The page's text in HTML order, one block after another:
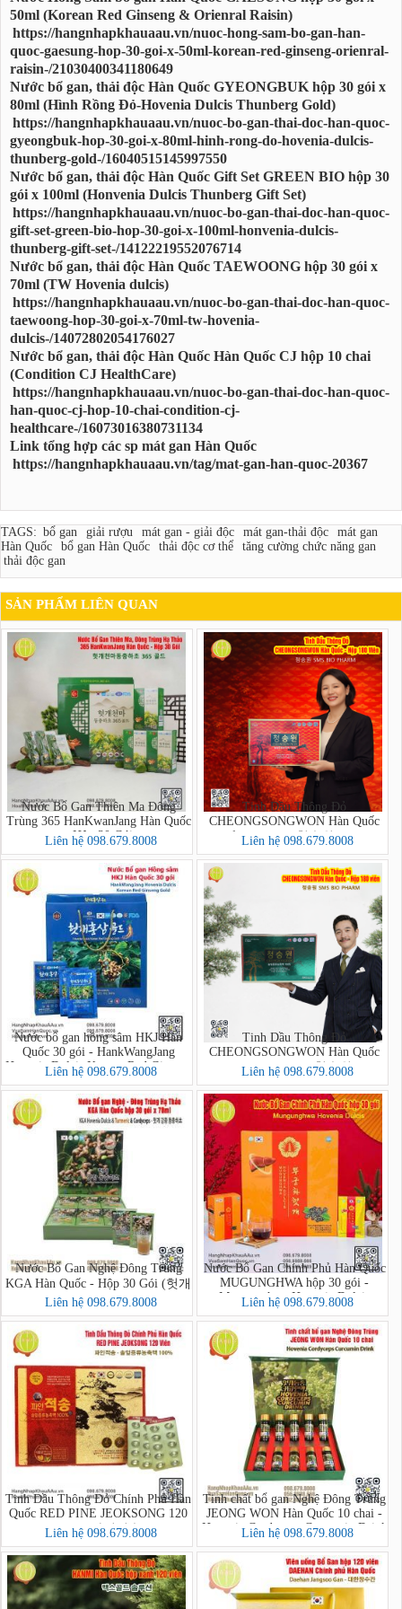
50ml (Korean Red Ginseng & Orienral Raisin)
https://hangnhapkhauaau.vn/nuoc-hong-sam-bo-gan-han-
quoc-gaesung-hop-30-goi-x-50ml-korean-red-ginseng-orienral-
raisin-/21030400341180649
Nước bổ gan, thải độc Hàn Quốc GYEONGBUK hộp 30 gói x
80ml (Hình Rồng Đỏ-Hovenia Dulcis Thunberg Gold)
https://hangnhapkhauaau.vn/nuoc-bo-gan-thai-doc-han-quoc-
gyeongbuk-hop-30-goi-x-80ml-hinh-rong-do-hovenia-dulcis-
thunberg-gold-/16040515145997550
Nước bổ gan, thải độc Hàn Quốc Gift Set GREEN BIO hộp 30
gói x 100ml (Honvenia Dulcis Thunberg Gift Set)
https://hangnhapkhauaau.vn/nuoc-bo-gan-thai-doc-han-quoc-
gift-set-green-bio-hop-30-goi-x-100ml-honvenia-dulcis-
thunberg-gift-set-/14122219552076714
Nước bổ gan, thải độc Hàn Quốc TAEWOONG hộp 30 gói x
70ml (TW Hovenia dulcis)
https://hangnhapkhauaau.vn/nuoc-bo-gan-thai-doc-han-quoc-
taewoong-hop-30-goi-x-70ml-tw-hovenia-
dulcis-/14072802054176027
Nước bổ gan, thải độc Hàn Quốc Hàn Quốc CJ hộp 10 chai
(Condition CJ HealthCare)
https://hangnhapkhauaau.vn/nuoc-bo-gan-thai-doc-han-quoc-
han-quoc-cj-hop-10-chai-condition-cj-
healthcare-/16073016380731134
Link tổng hợp các sp mát gan Hàn Quốc
https://hangnhapkhauaau.vn/tag/mat-gan-han-quoc-20367
TAGS: bổ gan giải rượu mát gan - giải độc mát gan-thải độc
mát gan
Hàn Quốc
bổ gan Hàn Quốc thải độc cơ thể
tăng cường chức năng gan
thải độc gan
SẢN PHẨM LIÊN QUAN
Nước Bổ Gan Thiên Ma Đông
Trùng 365 HanKwanJang Hàn Quốc
- Hộp 30 Gói
Liên hệ 098.679.8008
Tinh Dầu Thông Đỏ
CHEONGSONGWON Hàn Quốc
hộp đỏ 180 viên - 청송원 SMS BIO
PHARM
Liên hệ 098.679.8008
Nước bổ gan hồng sâm HKJ Hàn
Quốc 30 gói - HankWangJang
Hovenia Dulcis Korean Red Ginseng
Liên hệ 098.679.8008
Tinh Dầu Thông Đỏ
CHEONGSONGWON Hàn Quốc
hộp xanh 180 viên - 청송원 SMS
BIO PHARM
Liên hệ 098.679.8008
Nước Bổ Gan Nghệ Đông Trùng
KGA Hàn Quốc - Hộp 30 Gói (헛개
강황 동충하초)
Liên hệ 098.679.8008
Nước Bổ Gan Chính Phủ Hàn Quốc
MUGUNGHWA hộp 30 gói -
Mungunghwa Hovenia Dulcis
Liên hệ 098.679.8008
Tinh Dầu Thông Đỏ Chính Phủ Hàn
Quốc RED PINE JEOKSONG 120
Viên - 파인적송
Liên hệ 098.679.8008
Tinh chất bổ gan Nghệ Đông Trùng
JEONG WON Hàn Quốc 10 chai -
Hovenia Cordyceps Curcumin Drink
Liên hệ 098.679.8008